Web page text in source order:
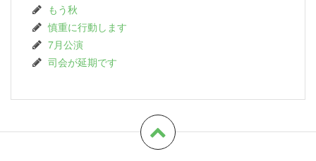
もう秋
慎重に行動します
7月公演
司会が延期です